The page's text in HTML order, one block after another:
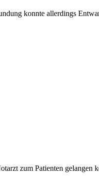
konnte allerdings
zum Patienten gelangen